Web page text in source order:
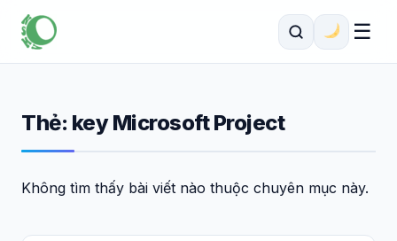
☰
Thẻ: key Microsoft Project
Không tìm thấy bài viết nào thuộc chuyên mục này.